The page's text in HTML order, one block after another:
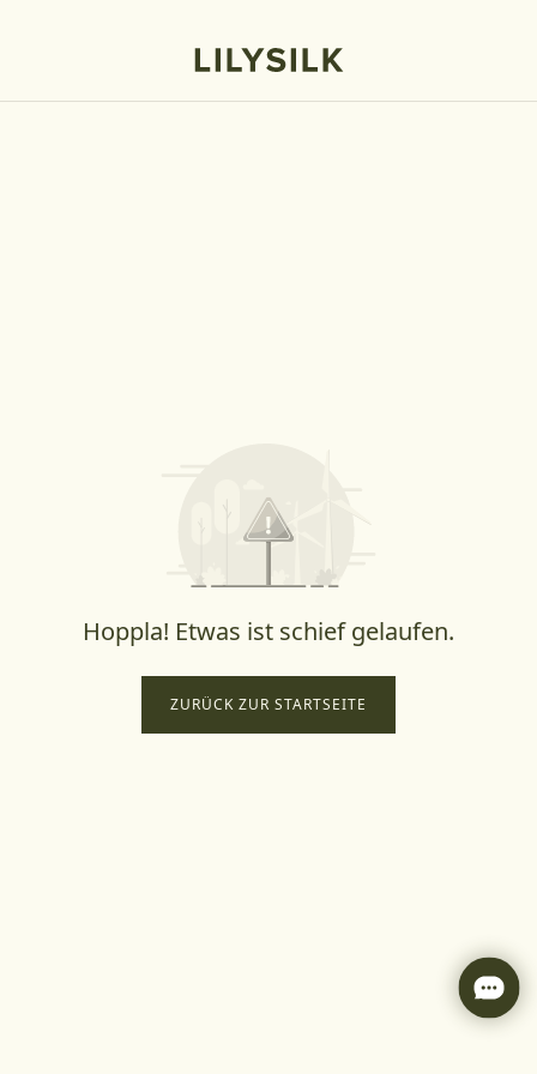
Hoppla! Etwas ist schief gelaufen.
ZURÜCK ZUR STARTSEITE